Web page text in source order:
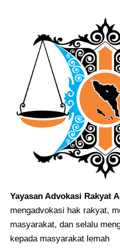
Yayasan Advokasi Rakyat
mengadvokasi hak rakyat,
masyarakat, dan selalu
kepada masyarakat lemah